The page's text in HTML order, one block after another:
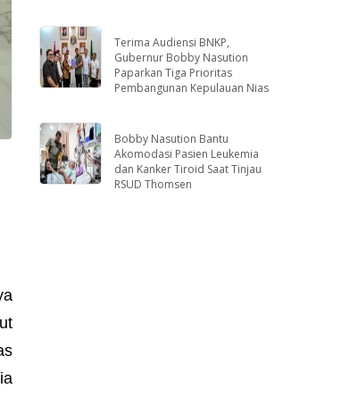
Terima Audiensi BNKP,
Gubernur Bobby Nasution
Paparkan Tiga Prioritas
Pembangunan Kepulauan Nias
Bobby Nasution Bantu
Akomodasi Pasien Leukemia
dan Kanker Tiroid Saat Tinjau
RSUD Thomsen